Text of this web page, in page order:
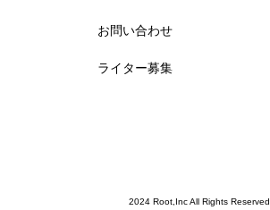
お問い合わせ
ライター募集
2024 Root,Inc All Rights Reserved.